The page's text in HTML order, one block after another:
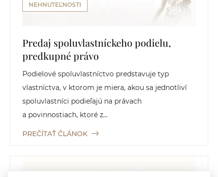
NEHNUTEĽNOSTI
Predaj spoluvlastníckeho podielu,
predkupné právo
Podielové spoluvlastníctvo predstavuje typ
vlastníctva, v ktorom je miera, akou sa jednotliví
spoluvlastníci podieľajú na právach
a povinnostiach, ktoré z...
PREČÍTAŤ ČLÁNOK